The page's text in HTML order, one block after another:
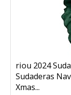
riou 2024
Sudaderas
Xmas...